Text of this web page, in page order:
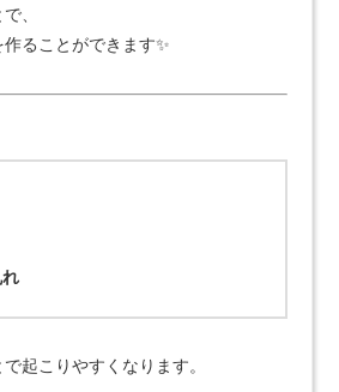
、
ることができます✨
起こりやすくなります。